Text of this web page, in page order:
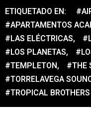
ETIQUETADO EN:
#APARTAMENTOS
#LAS ELÉCTRICAS,
#LOS PLANETAS,
#TEMPLETON, #THE
#TORRELAVEGA
#TROPICAL BROTHERS